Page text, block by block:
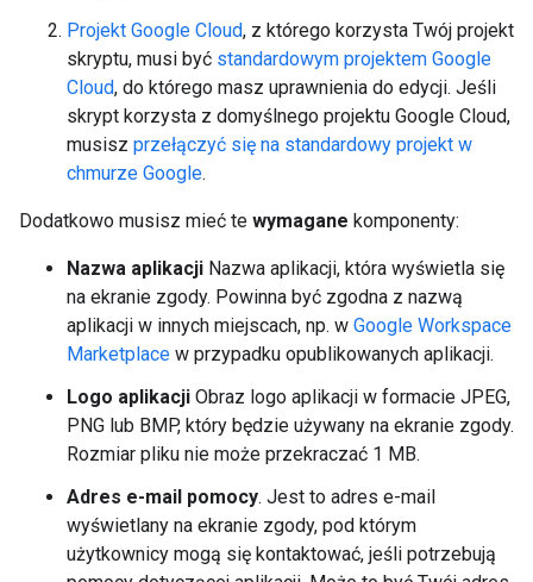
Projekt Google Cloud, z którego korzysta Twój projekt
skryptu, musi być standardowym projektem Google
Cloud, do którego masz uprawnienia do edycji. Jeśli
skrypt korzysta z domyślnego projektu Google Cloud,
musisz przełączyć się na standardowy projekt w
chmurze Google.
Dodatkowo musisz mieć te wymagane komponenty:
Nazwa aplikacji Nazwa aplikacji, która wyświetla się
na ekranie zgody. Powinna być zgodna z nazwą
aplikacji w innych miejscach, np. w Google Workspace
Marketplace w przypadku opublikowanych aplikacji.
Logo aplikacji Obraz logo aplikacji w formacie JPEG,
PNG lub BMP, który będzie używany na ekranie zgody.
Rozmiar pliku nie może przekraczać 1 MB.
Adres e-mail pomocy. Jest to adres e-mail
wyświetlany na ekranie zgody, pod którym
użytkownicy mogą się kontaktować, jeśli potrzebują